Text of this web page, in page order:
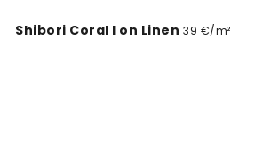
Shibori Coral I on Linen 39 €/m²